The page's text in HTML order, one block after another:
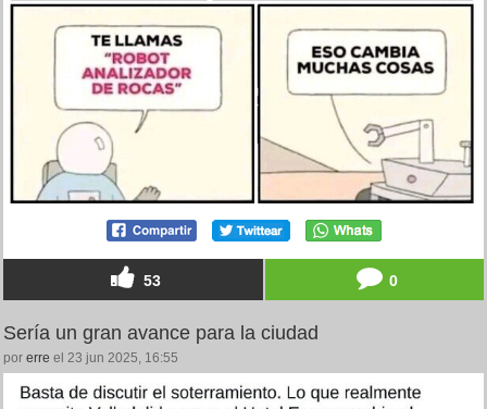
53 0
Sería un gran avance para la ciudad
por erre el 23 jun 2025, 16:55